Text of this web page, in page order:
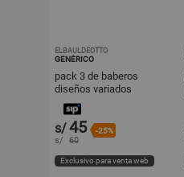
ELBAULDEOTTO
GENÉRICO
pack 3 de baberos
diseños variados
s/45 -25%
s/ 60
Exclusivo para venta web